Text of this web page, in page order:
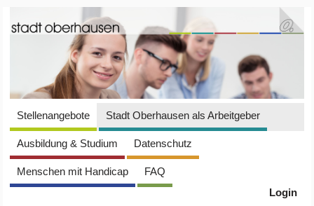
Stellenangebote Stadt Oberhausen als Arbeitgeber
Ausbildung & Studium Datenschutz
Menschen mit Handicap
FAQ
Login